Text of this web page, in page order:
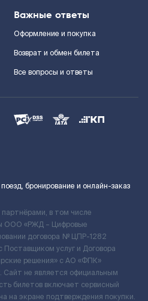
Важные ответы
Оформление и покупка
Возврат и обмен билета
Все вопросы и ответы
бронирование и онлайн-заказ
в том числе
ООО «РЖД – Цифровые
договора № ЦПР-1282
услуг и Договора
решения» c АО «ФПК»
не является официальным
билетов включает сервисный
на экране подтверждения покупки.